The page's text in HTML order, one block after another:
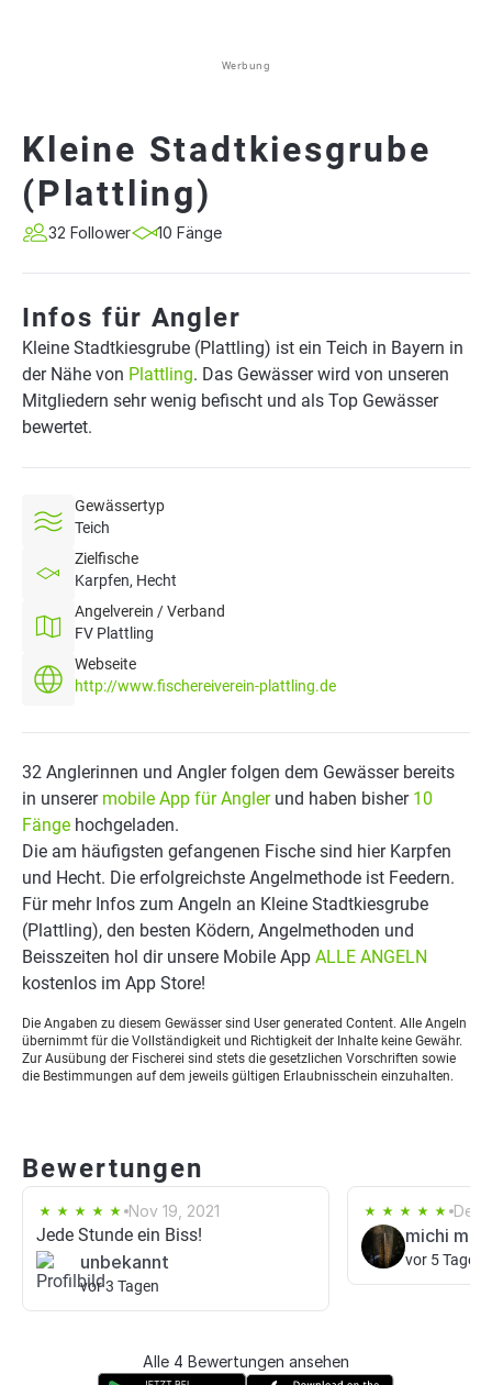
Werbung
Kleine Stadtkiesgrube
(Plattling)
32 Follower 10 Fänge
Infos für Angler
Kleine Stadtkiesgrube (Plattling) ist ein Teich in Bayern in
der Nähe von Plattling. Das Gewässer wird von unseren
Mitgliedern sehr wenig befischt und als Top Gewässer
bewertet.
Gewässertyp
Teich
Zielfische
Karpfen, Hecht
Angelverein / Verband
FV Plattling
Webseite
http://www.fischereiverein-plattling.de
32 Anglerinnen und Angler folgen dem Gewässer bereits
in unserer mobile App für Anglerund haben bisher 10
Fänge hochgeladen.
Die am häufigsten gefangenen Fische sind hier Karpfen
und Hecht. Die erfolgreichste Angelmethode ist Feedern.
Für mehr Infos zum Angeln an Kleine Stadtkiesgrube
(Plattling), den besten Ködern, Angelmethoden und
Beisszeiten hol dir unsere Mobile App ALLE ANGELN
kostenlos im App Store!
Die Angaben zu diesem Gewässer sind User generated Content. Alle Angeln
übernimmt für die Vollständigkeit und Richtigkeit der Inhalte keine Gewähr.
Zur Ausübung der Fischerei sind stets die gesetzlichen Vorschriften sowie
die Bestimmungen auf dem jeweils gültigen Erlaubnisschein einzuhalten.
Bewertungen
Nov 19, 2021
Jede Stunde ein Biss!
unbekannt
vor 3 Tagen
Dec
michi
vor 5 Tagen
Alle 4 Bewertungen ansehen